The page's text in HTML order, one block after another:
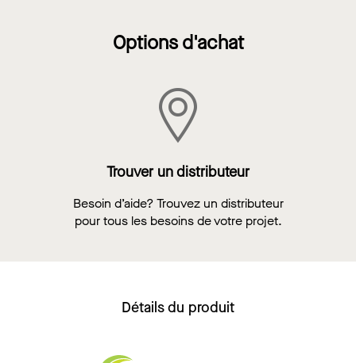
Options d'achat
Trouver un distributeur
Besoin d’aide? Trouvez un distributeur
pour tous les besoins de votre projet.
Détails du produit